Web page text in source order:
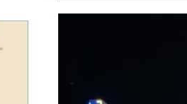
man ska agera, utan